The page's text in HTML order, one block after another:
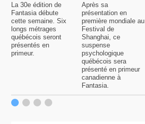
La 30e édition de
Fantasia débute
cette semaine. Six
longs métrages
québécois seront
présentés en
primeur.
Après sa
présentation en
première mondiale au
Festival de
Shanghai, ce
suspense
psychologique
québécois sera
présenté en primeur
canadienne à
Fantasia.